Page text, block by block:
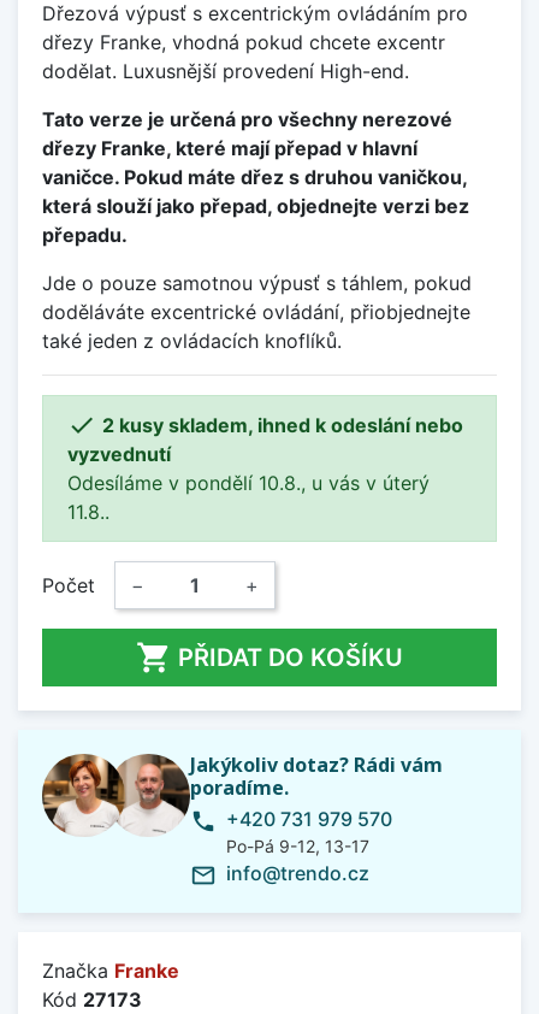
Dřezová výpusť s excentrickým ovládáním pro
dřezy Franke, vhodná pokud chcete excentr
dodělat. Luxusnější provedení High-end.
Tato verze je určená pro všechny nerezové
dřezy Franke, které mají přepad v hlavní
vaničce. Pokud máte dřez s druhou vaničkou,
která slouží jako přepad, objednejte verzi bez
přepadu.
Jde o pouze samotnou výpusť s táhlem, pokud
doděláváte excentrické ovládání, přiobjednejte
také jeden z ovládacích knoflíků.
 2 kusy skladem, ihned k odeslání nebo
vyzvednutí
Odesíláme v pondělí 10.8., u vás v úterý
11.8..
Počet − +
 PŘIDAT DO KOŠÍKU
Jakýkoliv dotaz? Rádi vám
poradíme.
phone +420 731 979 570
Po-Pá 9-12, 13-17
mail_outline info@trendo.cz
Značka Franke
Kód 27173